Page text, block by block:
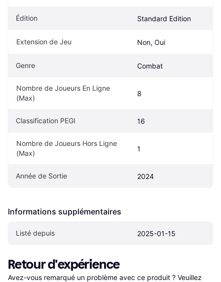
Édition Standard Edition
Extension de Jeu Non, Oui
Genre Combat
Nombre de Joueurs En Ligne
(Max)
8
Classification PEGI 16
Nombre de Joueurs Hors Ligne
(Max)
1
Année de Sortie 2024
Informations supplémentaires
Listé depuis 2025-01-15
Retour d'expérience
Avez-vous remarqué un problème avec ce produit ? Veuillez